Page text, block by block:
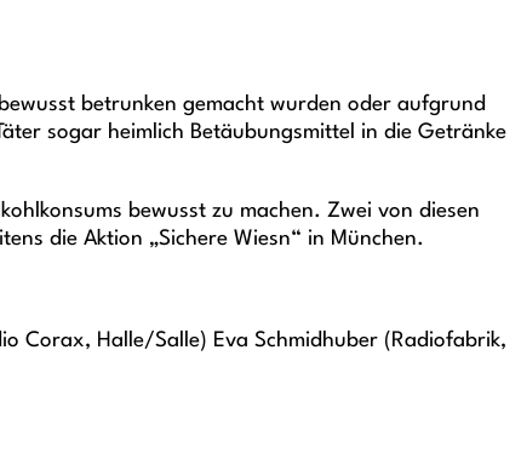
betrunken gemacht wurden oder aufgrund
sogar heimlich Betäubungsmittel in die Getränke
bewusst zu machen. Zwei von diesen
die Aktion „Sichere Wiesn“ in München.
Corax, Halle/Salle) Eva Schmidhuber (Radiofabrik,